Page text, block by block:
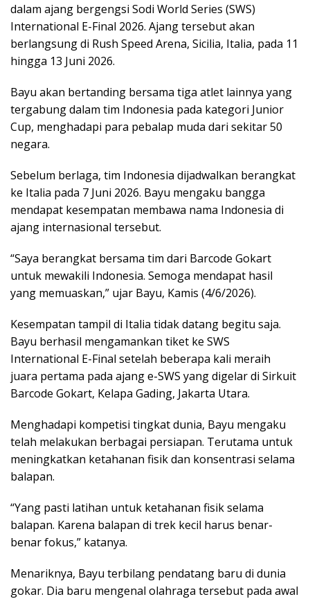
dalam ajang bergengsi Sodi World Series (SWS)
International E-Final 2026. Ajang tersebut akan
berlangsung di Rush Speed Arena, Sicilia, Italia, pada 11
hingga 13 Juni 2026.
Bayu akan bertanding bersama tiga atlet lainnya yang
tergabung dalam tim Indonesia pada kategori Junior
Cup, menghadapi para pebalap muda dari sekitar 50
negara.
Sebelum berlaga, tim Indonesia dijadwalkan berangkat
ke Italia pada 7 Juni 2026. Bayu mengaku bangga
mendapat kesempatan membawa nama Indonesia di
ajang internasional tersebut.
“Saya berangkat bersama tim dari Barcode Gokart
untuk mewakili Indonesia. Semoga mendapat hasil
yang memuaskan,” ujar Bayu, Kamis (4/6/2026).
Kesempatan tampil di Italia tidak datang begitu saja.
Bayu berhasil mengamankan tiket ke SWS
International E-Final setelah beberapa kali meraih
juara pertama pada ajang e-SWS yang digelar di Sirkuit
Barcode Gokart, Kelapa Gading, Jakarta Utara.
Menghadapi kompetisi tingkat dunia, Bayu mengaku
telah melakukan berbagai persiapan. Terutama untuk
meningkatkan ketahanan fisik dan konsentrasi selama
balapan.
“Yang pasti latihan untuk ketahanan fisik selama
balapan. Karena balapan di trek kecil harus benar-
benar fokus,” katanya.
Menariknya, Bayu terbilang pendatang baru di dunia
gokar. Dia baru mengenal olahraga tersebut pada awal